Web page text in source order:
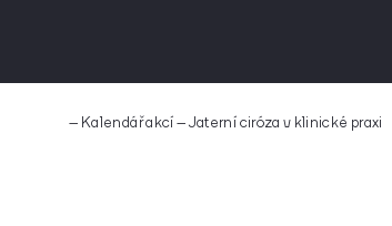
– Kalendář akcí–Jaterní ciróza v klinické praxi